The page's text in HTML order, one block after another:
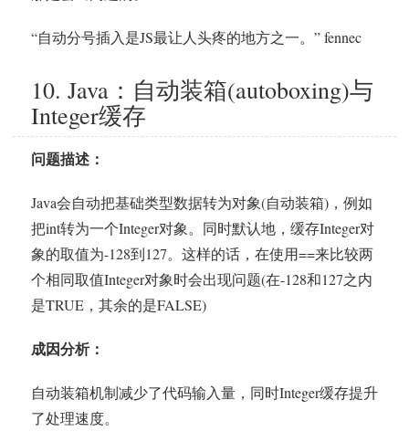
“自动分号插入是JS最让人头疼的地方之一。” fennec
10. Java：自动装箱(autoboxing)与
Integer缓存
问题描述：
Java会自动把基础类型数据转为对象(自动装箱)，例如
把int转为一个Integer对象。同时默认地，缓存Integer对
象的取值为-128到127。这样的话，在使用==来比较两
个相同取值Integer对象时会出现问题(在-128和127之内
是TRUE，其余的是FALSE)
成因分析：
自动装箱机制减少了代码输入量，同时Integer缓存提升
了处理速度。